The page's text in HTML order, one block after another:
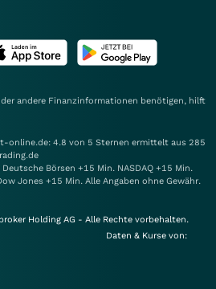
andere Finanzinformationen benötigen, hilft
online.de: 4.8 von 5 Sternen ermittelt aus 285
Börsen +15 Min. NASDAQ +15 Min.
Jones +15 Min. Alle Angaben ohne Gewähr.
Holding AG - Alle Rechte vorbehalten.
Daten & Kurse von: